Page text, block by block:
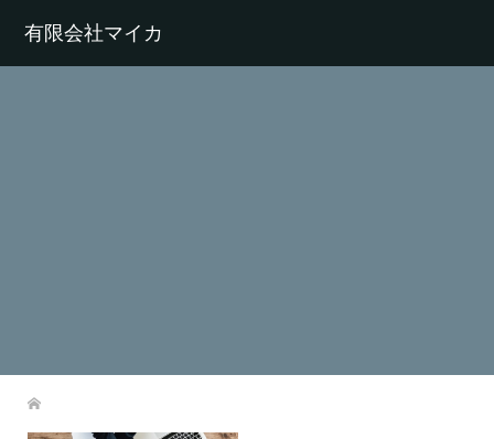
有限会社マイカ